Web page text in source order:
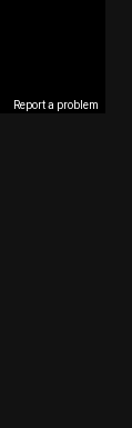
Report a problem